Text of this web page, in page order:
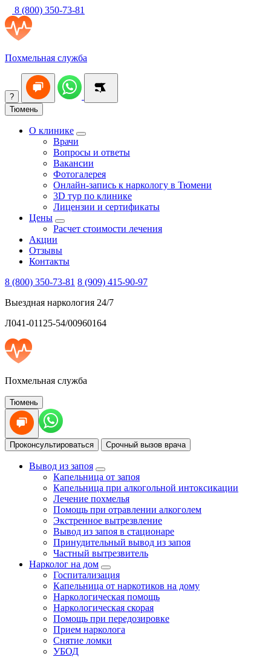
8 (800) 350-73-81
Похмельная служба
?
Тюмень
О клинике
Врачи
Вопросы и ответы
Вакансии
Фотогалерея
Онлайн-запись к наркологу в Тюмени
3D тур по клинике
Лицензии и сертификаты
Цены
Расчет стоимости лечения
Акции
Отзывы
Контакты
8 (800) 350-73-81 8 (909) 415-90-97
Выездная наркология 24/7
Л041-01125-54/00960164
Похмельная служба
Тюмень
Проконсультироваться Срочный вызов врача
Вывод из запоя
Капельница от запоя
Капельница при алкогольной интоксикации
Лечение похмелья
Помощь при отравлении алкоголем
Экстренное вытрезвление
Вывод из запоя в стационаре
Принудительный вывод из запоя
Частный вытрезвитель
Нарколог на дом
Госпитализация
Капельница от наркотиков на дому
Наркологическая помощь
Наркологическая скорая
Помощь при передозировке
Прием нарколога
Снятие ломки
УБОД